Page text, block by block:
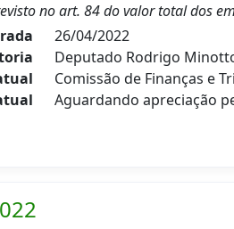
no art. 84 do valor total dos
26/04/2022
Deputado Rodrigo
Comissão de Finanças e
Aguardando apreciação